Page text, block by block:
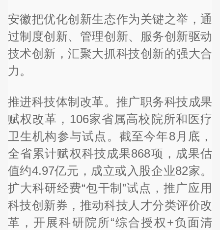
安徽把优化创新生态作为关键之举，通
过制度创新、管理创新、服务创新驱动
技术创新，汇聚大抓科技创新的强大合
力。
推进科技体制改革。推广职务科技成果
赋权改革，106家省属高校院所和医疗
卫生机构参与试点。截至今年8月底，
全省累计赋权科技成果868项，成果估
值约4.97亿元，成立或入股企业82家。
扩大科研经费“包干制”试点，推广应用
科技创新券，推动科技人才分类评价改
革，开展科研院所“综合授权+负面清